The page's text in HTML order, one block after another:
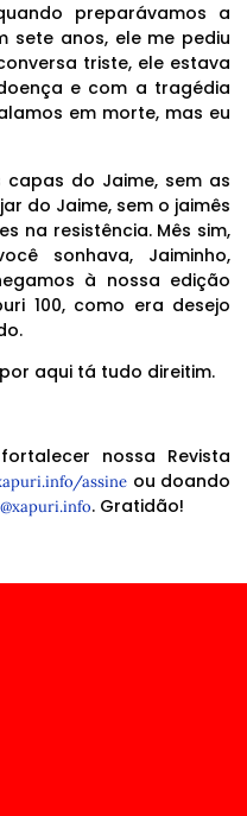
preparávamos a
sete anos, ele me pediu
triste, ele estava
e com a tragédia
em morte, mas eu
capas do Jaime, sem as
do Jaime, sem o jaimês
na resistência. Mês sim,
sonhava, Jaiminho,
à nossa edição
100, como era desejo
aqui tá tudo direitim.
nossa Revista
assine ou doando
. Gratidão!